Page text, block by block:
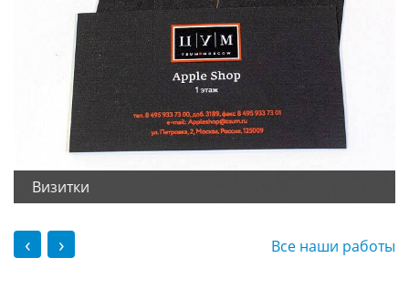
Визитки
‹ › Все наши работы